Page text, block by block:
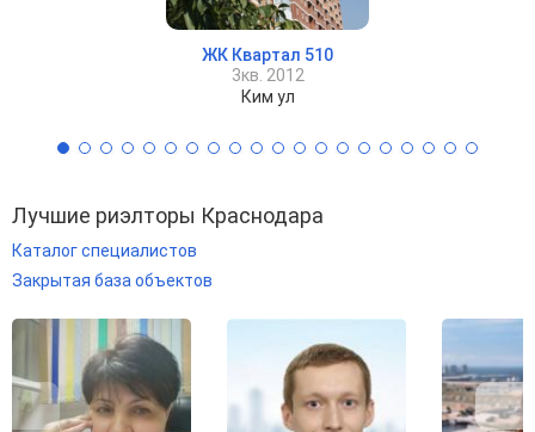
ЖК Квартал 510
3кв. 2012
Ким ул
Лучшие риэлторы Краснодара
Каталог специалистов
Закрытая база объектов